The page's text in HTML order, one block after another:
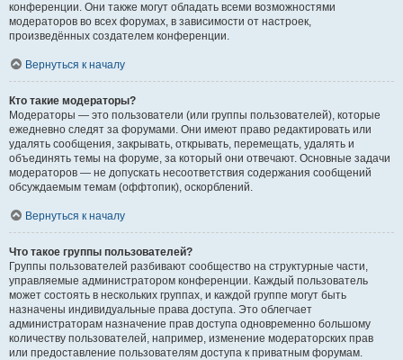
конференции. Они также могут обладать всеми возможностями
модераторов во всех форумах, в зависимости от настроек,
произведённых создателем конференции.
Вернуться к началу
Кто такие модераторы?
Модераторы — это пользователи (или группы пользователей), которые
ежедневно следят за форумами. Они имеют право редактировать или
удалять сообщения, закрывать, открывать, перемещать, удалять и
объединять темы на форуме, за который они отвечают. Основные задачи
модераторов — не допускать несоответствия содержания сообщений
обсуждаемым темам (оффтопик), оскорблений.
Вернуться к началу
Что такое группы пользователей?
Группы пользователей разбивают сообщество на структурные части,
управляемые администратором конференции. Каждый пользователь
может состоять в нескольких группах, и каждой группе могут быть
назначены индивидуальные права доступа. Это облегчает
администраторам назначение прав доступа одновременно большому
количеству пользователей, например, изменение модераторских прав
или предоставление пользователям доступа к приватным форумам.